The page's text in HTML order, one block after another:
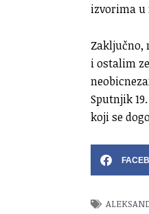
izvorima u
Zaključno,
i ostalim
Sputnjik
koji se